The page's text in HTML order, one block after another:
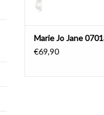
Marie Jo Jane
€69,90